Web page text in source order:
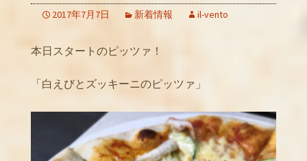
2017年7月7日 新着情報 il-vento
本日スタートのピッツァ！
「白えびとズッキーニのピッツァ」